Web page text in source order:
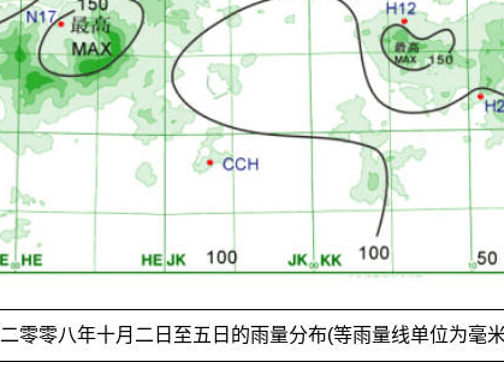
二零零八年十月二日至五日的雨量分布(等雨量线单位为毫